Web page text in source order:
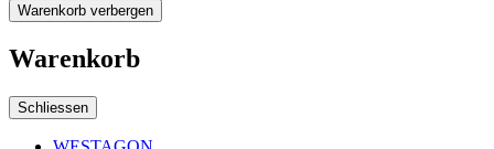
Warenkorb verbergen
Warenkorb
Schliessen